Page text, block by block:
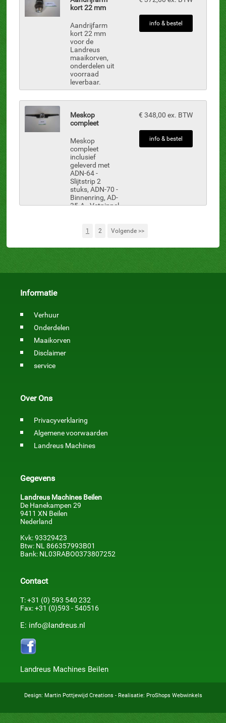
kort 22 mm
Aandrijfarm
kort 22 mm
voor de
Landreus
maaikorven,
onderdelen uit
voorraad
leverbaar.
info & bestel
Meskop
compleet
Meskop
compleet
inclusief
geleverd met
ADN-64 -
Slijtstrip 2
stuks, ADN-70 -
Binnenring, AD-
35-A - Vetnippel
Landreus
onderdelen uit
€ 348,00 ex. BTW
info & bestel
1 2 Volgende >>
Informatie
Verhuur
Onderdelen
Maaikorven
Disclaimer
service
Over Ons
Privacyverklaring
Algemene voorwaarden
Landreus Machines
Gegevens
Landreus Machines Beilen
De Hanekampen 29
9411 XN Beilen
Nederland
Kvk: 93329423
Btw: NL 866357993B01
Bank: NL03RABO0373807252
Contact
T: +31 (0) 593 540 232
Fax: +31 (0)593 - 540516
E: info@landreus.nl
Landreus Machines Beilen
Design: Martin Pottjewijd Creations - Realisatie: ProShops Webwinkels